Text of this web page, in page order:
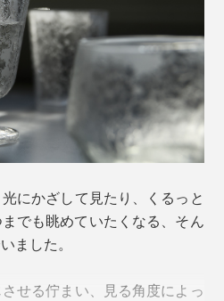
にかざして見たり、くるっと
でも眺めていたくなる、そん
ました。
せる佇まい、見る角度によっ